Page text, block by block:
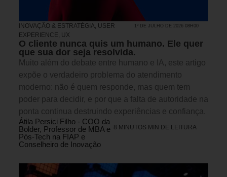
INOVAÇÃO & ESTRATÉGIA, USER
EXPERIENCE, UX
1º DE JULHO DE 2026 08H00
O cliente nunca quis um humano. Ele quer
que sua dor seja resolvida.
Muito além do debate entre humano e IA, este artigo
expõe o verdadeiro problema do atendimento
moderno: não é quem responde, mas quem tem
poder para decidir, e por que a falta de autoridade na
ponta continua destruindo experiências e confiança.
Átila Persici Filho - COO da
Bolder, Professor de MBA e
Pós-Tech na FIAP e
Conselheiro de Inovação
8 MINUTOS MIN DE LEITURA